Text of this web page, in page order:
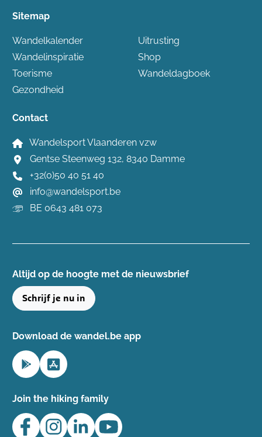
Sitemap
Wandelkalender
Wandelinspiratie
Toerisme
Gezondheid
Uitrusting
Shop
Wandeldagboek
Contact
Wandelsport Vlaanderen vzw
Gentse Steenweg 132, 8340 Damme
+32(0)50 40 51 40
info@wandelsport.be
BE 0643 481 073
Altijd op de hoogte ​met de nieuwsbrief
Schrijf je nu in
Download de wandel.be app
Join the hiking family